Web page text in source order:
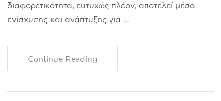
διαφορετικότητα, ευτυχώς πλέον, αποτελεί μέσο
ενίσχυσης και ανάπτυξης για …
Continue Reading